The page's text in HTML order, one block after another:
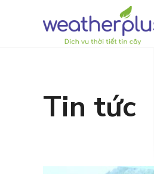
Tầm nhìn – Sứ mệnh
Giải thưởng
Tin tức